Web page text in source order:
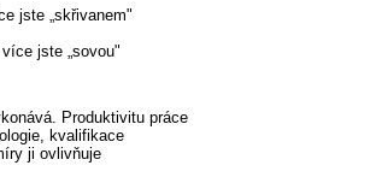
jste „skřivanem"
jste „sovou"
Produktivitu práce
kvalifikace
ji ovlivňuje